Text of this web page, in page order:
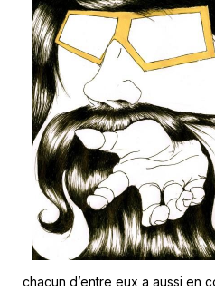
chacun d’entre eux a aussi en